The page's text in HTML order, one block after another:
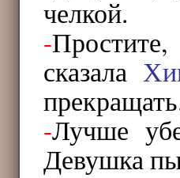
челкой.
-
сказала
-Лучше
Девушка